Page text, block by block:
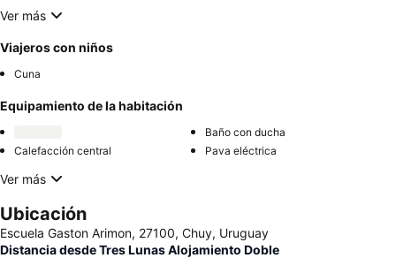
Ver más
Viajeros con niños
Cuna
Equipamiento de la habitación
Baño con ducha
Calefacción central
Pava eléctrica
Ver más
Ubicación
Escuela Gaston Arimon, 27100, Chuy, Uruguay
Distancia desde Tres Lunas Alojamiento Doble